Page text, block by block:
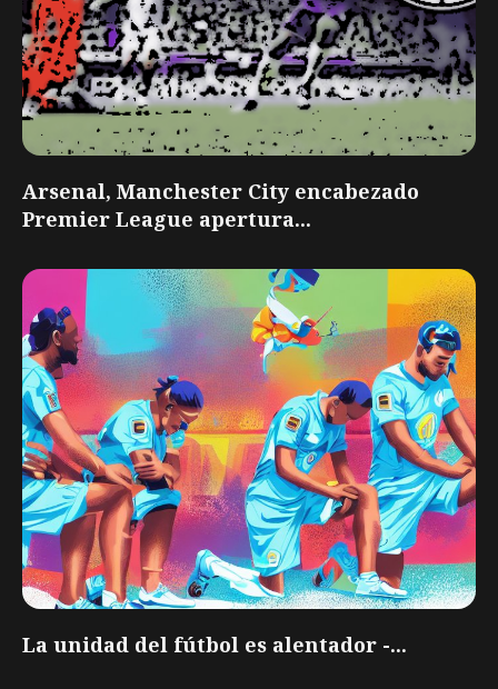
Arsenal, Manchester City encabezado
Premier League apertura...
La unidad del fútbol es alentador -...